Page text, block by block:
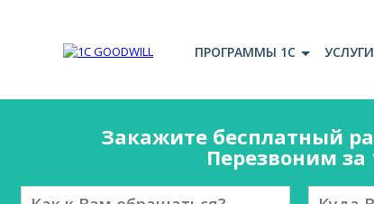
ПРОГРАММЫ 1С УСЛУГИ
Закажите бесплатный
Перезвоним